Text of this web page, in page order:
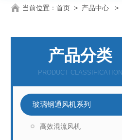
当前位置： 首页 > 产品中心 >
产品分类
PRODUCT CLASSIFICATION
玻璃钢通风机系列
高效混流风机